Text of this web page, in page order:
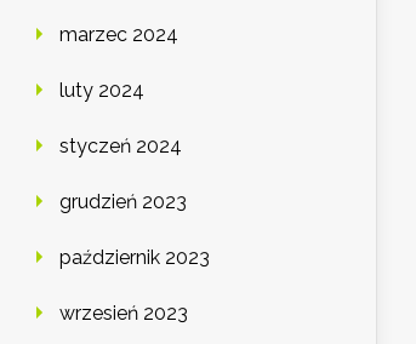
marzec 2024
luty 2024
styczeń 2024
grudzień 2023
październik 2023
wrzesień 2023